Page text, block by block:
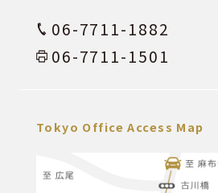
06-7711-1882
06-7711-1501
Tokyo Office Access Map